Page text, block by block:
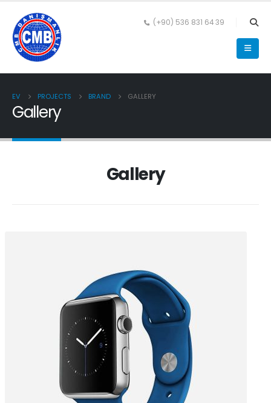
(+90) 536 831 64 39
EV PROJECTS BRAND GALLERY
Gallery
Gallery